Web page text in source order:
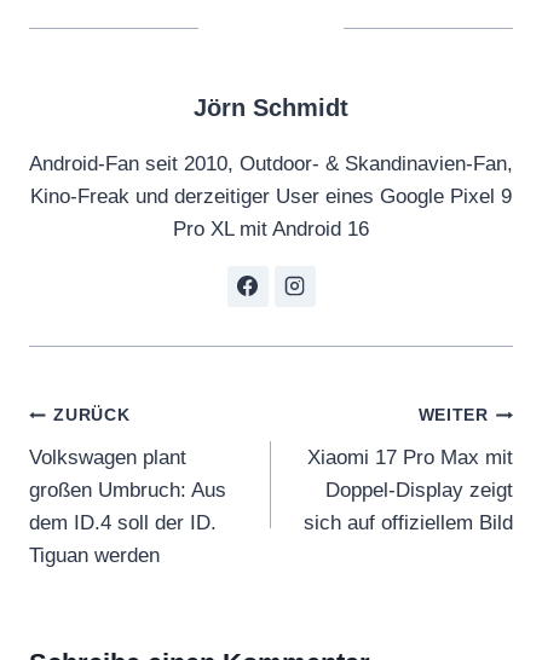
Jörn Schmidt
Android-Fan seit 2010, Outdoor- & Skandinavien-Fan,
Kino-Freak und derzeitiger User eines Google Pixel 9
Pro XL mit Android 16
Beitragsnavigation
ZURÜCK
Volkswagen plant
großen Umbruch: Aus
dem ID.4 soll der ID.
Tiguan werden
WEITER
Xiaomi 17 Pro Max mit
Doppel-Display zeigt
sich auf offiziellem Bild